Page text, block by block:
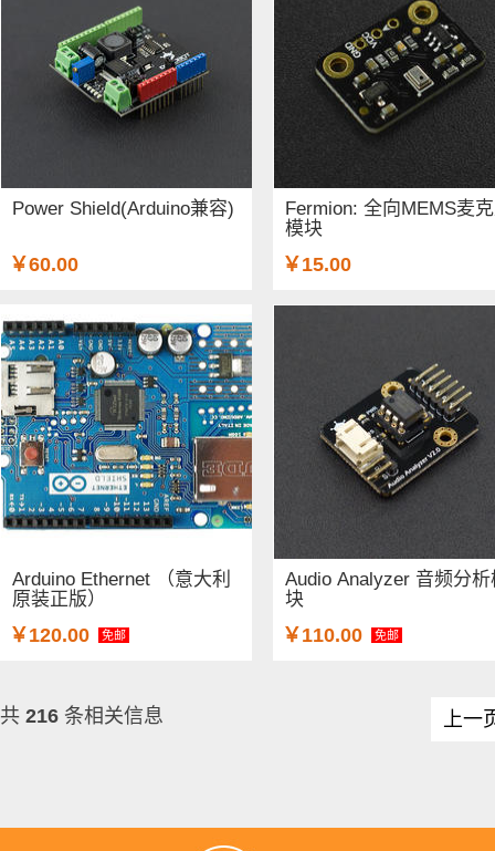
Power Shield(Arduino兼容)
￥60.00
Fermion: 全向MEMS麦
模块
￥15.00
Arduino Ethernet （意大利
原装正版）
￥120.00 免邮
Audio Analyzer 音频分析
块
￥110.00 免邮
共 216 条相关信息 上一